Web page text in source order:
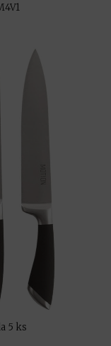
5 ks